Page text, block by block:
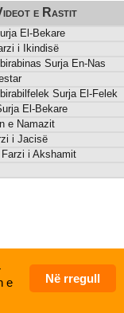
e Rastit
El-Bekare
i Ikindisë
Surja En-Nas
Surja El-Felek
El-Bekare
e Namazit
i Jacisë
i Akshamit
Në rregull
e